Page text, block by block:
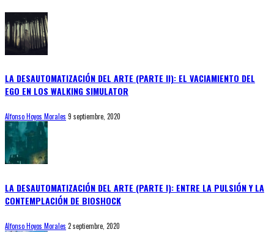
LA DESAUTOMATIZACIÓN DEL ARTE (PARTE II): EL VACIAMIENTO DEL
EGO EN LOS WALKING SIMULATOR
Alfonso Hoyos Morales 9 septiembre, 2020
LA DESAUTOMATIZACIÓN DEL ARTE (PARTE I): ENTRE LA PULSIÓN Y LA
CONTEMPLACIÓN DE BIOSHOCK
Alfonso Hoyos Morales 2 septiembre, 2020